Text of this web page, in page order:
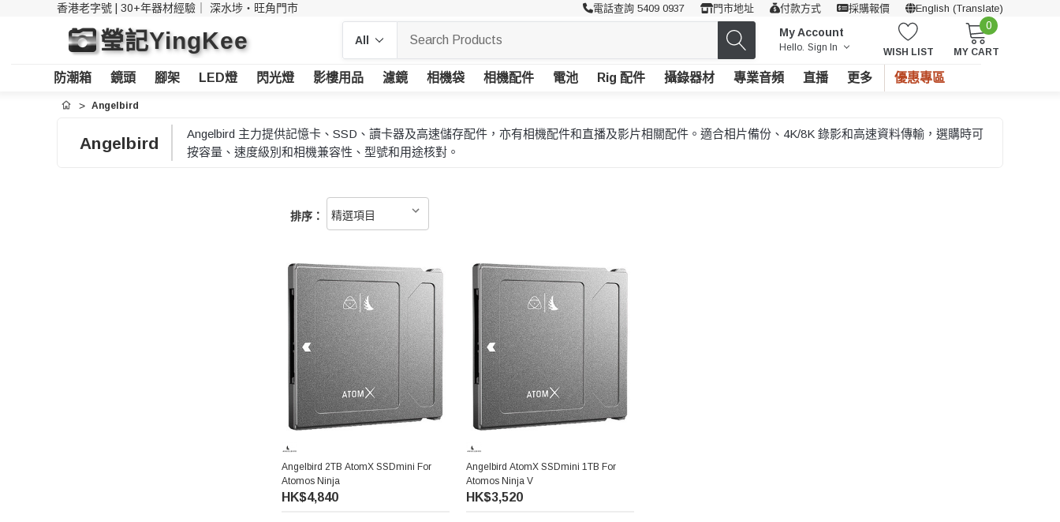
香港老字號 | 30+年器材經驗｜ 深水埗・旺角門市 電話查詢 5409 0937 門市地址 付款方式 採購報價 English (Translate)
瑩記YingKee My Account
Hello. Sign In WISH LIST
0
MY CART
防潮箱 鏡頭 腳架 LED燈 閃光燈 影樓用品 濾鏡 相機袋 相機配件 電池 Rig 配件 攝錄器材 專業音頻 直播 更多 優惠專區
首頁 Angelbird
Angelbird
Angelbird 主力提供記憶卡、SSD、讀卡器及高速儲存配件，亦有相機配件和直播及影片相關配件。適合相片備份、4K/8K 錄影和高速資料傳輸，選購時可
按容量、速度級別和相機兼容性、型號和用途核對。
排序：
Angelbird 2TB AtomX SSDmini For
Atomos Ninja
HK$4,840
Angelbird AtomX SSDmini 1TB For
Atomos Ninja V
HK$3,520